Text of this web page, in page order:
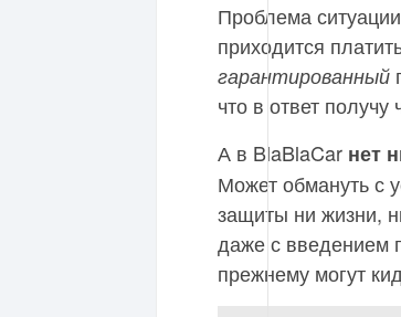
Проблема
приходится
гарантированный
что в ответ получу
А в BlaBlaCar нет
Может обмануть с
защиты ни жизни,
даже с введением
прежнему могут